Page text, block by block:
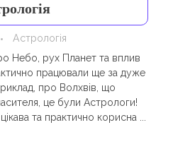
Астрологія
Небо, рух Планет та вплив
працювали ще за дуже
про Волхвів, що
це були Астрологи!
та практично корисна ...